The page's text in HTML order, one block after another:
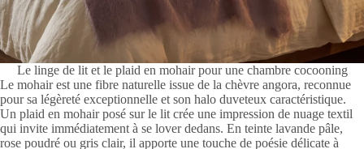
Le linge de lit et le plaid en mohair pour une chambre cocooning
Le mohair est une fibre naturelle issue de la chèvre angora, reconnue
pour sa légèreté exceptionnelle et son halo duveteux caractéristique.
Un plaid en mohair posé sur le lit crée une impression de nuage textil
qui invite immédiatement à se lover dedans. En teinte lavande pâle,
rose poudré ou gris clair, il apporte une touche de poésie délicate à